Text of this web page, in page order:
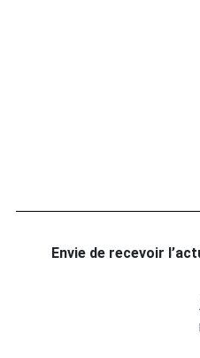
Envie de recevoir